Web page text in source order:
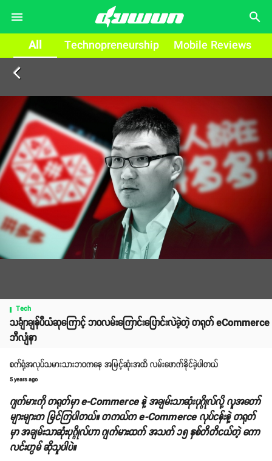
search
All Technopreneurship Mobile Reviews
arrow_back_ios
Tech
သင်္ချာချန်ပီယံဆုကြောင့် ဘဝလမ်းကြောင်းပြောင်းလဲခဲ့တဲ့ တရုတ် eCommerce
ဘီလျံနာ
စက်ရုံအလုပ်သမားသားဘဝကနေ အမြင့်ဆုံးအထိ လမ်းဖောက်နိုင်ခဲ့ပါတယ်
5 years ago
ဂျက်မားကို တရုတ်မှာ e-Commerce နဲ့ အချမ်းသာဆုံးပုဂ္ဂိုလ်လို့ လူအတော်
များများက မြင်ကြပါတယ်။ တကယ်က e-Commerce လုပ်ငန်းနဲ့ တရုတ်
မှာ အချမ်းသာဆုံးပုဂ္ဂိုလ်ဟာ ဂျက်မားထက် အသက် ၁၅ နှစ်တိတိငယ်တဲ့ ကော
လင်းဟွမ် ဆိုသူပါပဲ။